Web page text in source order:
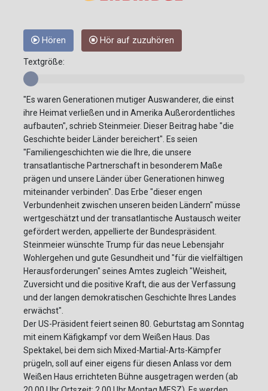
Hören Hör auf zuzuhören
Textgröße:
"Es waren Generationen mutiger Auswanderer, die einst
ihre Heimat verließen und in Amerika Außerordentliches
aufbauten", schrieb Steinmeier. Dieser Beitrag habe "die
Geschichte beider Länder bereichert". Es seien
"Familiengeschichten wie die Ihre, die unsere
transatlantische Partnerschaft in besonderem Maße
prägen und unsere Länder über Generationen hinweg
miteinander verbinden". Das Erbe "dieser engen
Verbundenheit zwischen unseren beiden Ländern" müsse
wertgeschätzt und der transatlantische Austausch weiter
gefördert werden, appellierte der Bundespräsident.
Steinmeier wünschte Trump für das neue Lebensjahr
Wohlergehen und gute Gesundheit und "für die vielfältigen
Herausforderungen" seines Amtes zugleich "Weisheit,
Zuversicht und die positive Kraft, die aus der Verfassung
und der langen demokratischen Geschichte Ihres Landes
erwächst".
Der US-Präsident feiert seinen 80. Geburtstag am Sonntag
mit einem Käfigkampf vor dem Weißen Haus. Das
Spektakel, bei dem sich Mixed-Martial-Arts-Kämpfer
prügeln, soll auf einer eigens für diesen Anlass vor dem
Weißen Haus errichteten Bühne ausgetragen werden (ab